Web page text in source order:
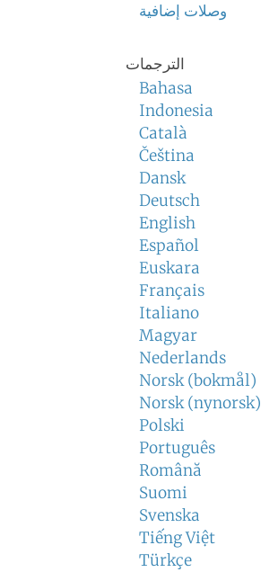
وصلات إضافية
الترجمات
Bahasa
Indonesia
Català
Čeština
Dansk
Deutsch
English
Español
Euskara
Français
Italiano
Magyar
Nederlands
Norsk (bokmål)
Norsk (nynorsk)
Polski
Português
Română
Suomi
Svenska
Tiếng Việt
Türkçe